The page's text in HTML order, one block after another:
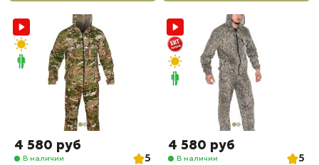
4 580 руб
В наличии
5
4 580 руб
В наличии
5